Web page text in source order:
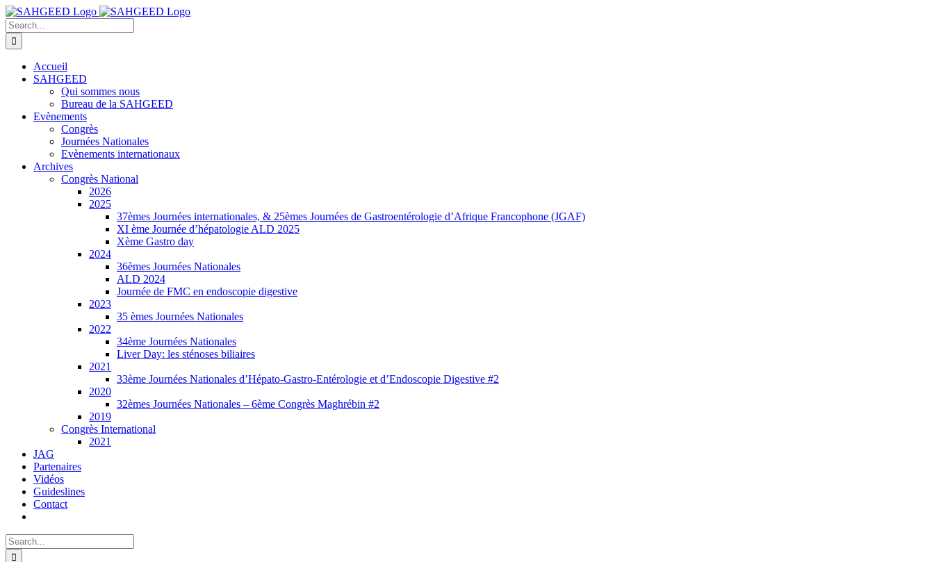
Skip
to
content
Facebook
Search
for:
Accueil
SAHGEED
Qui sommes nous
Bureau de la SAHGEED
Evènements
Congrès
Journées Nationales
Evènements internationaux
Archives
Congrès National
2026
2025
37èmes Journées internationales, & 25èmes Journées de Gastroentérologie d’Afrique Francophone (JGAF)
XI ème Journée d’hépatologie ALD 2025
Xème Gastro day
2024
36èmes Journées Nationales
ALD 2024
Journée de FMC en endoscopie digestive
2023
35 èmes Journées Nationales
2022
34ème Journées Nationales
Liver Day: les sténoses biliaires
2021
33ème Journées Nationales d’Hépato-Gastro-Entérologie et d’Endoscopie Digestive #2
2020
32èmes Journées Nationales – 6ème Congrès Maghrébin #2
2019
Congrès International
2021
JAG
Partenaires
Vidéos
Guideslines
Contact
Search
for: